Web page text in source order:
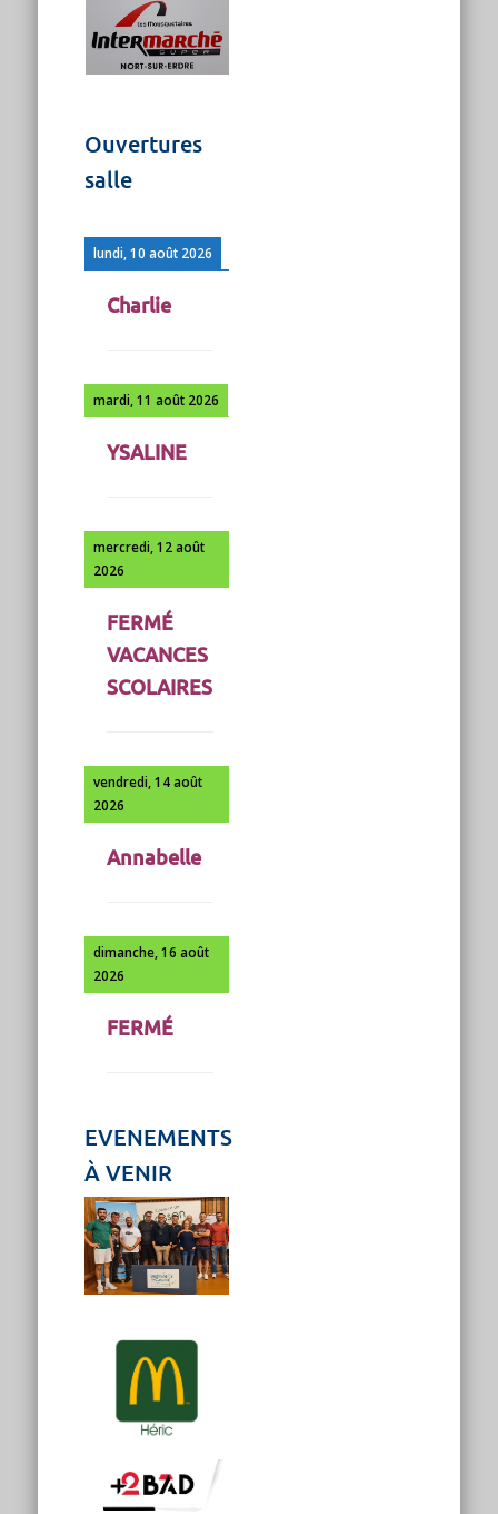
Ouvertures
salle
lundi, 10 août 2026
Charlie
mardi, 11 août 2026
YSALINE
mercredi, 12 août
2026
FERMÉ
VACANCES
SCOLAIRES
vendredi, 14 août
2026
Annabelle
dimanche, 16 août
2026
FERMÉ
EVENEMENTS
À VENIR